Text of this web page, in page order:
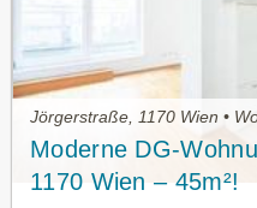
Jörgerstraße, 1170 Wien •
Moderne DG-
1170 Wien – 45m²!